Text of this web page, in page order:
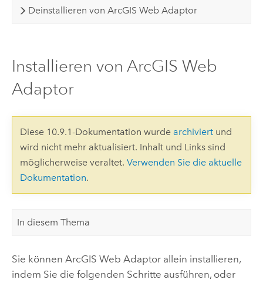
Deinstallieren von ArcGIS Web Adaptor
Installieren von ArcGIS Web
Adaptor
Diese 10.9.1-Dokumentation wurde archiviertund
wird nicht mehr aktualisiert. Inhalt und Links sind
möglicherweise veraltet. Verwenden Sie die aktuelle
Dokumentation.
In diesem Thema
Sie können ArcGIS Web Adaptorallein installieren,
indem Sie die folgenden Schritte ausführen, oder